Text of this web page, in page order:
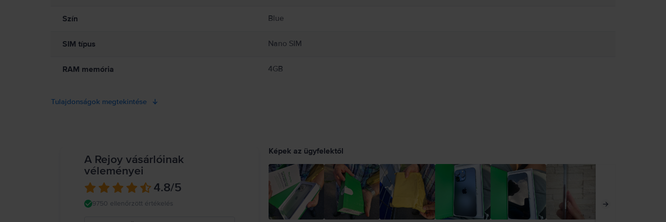
Szín Blue
SIM típus Nano SIM
RAM memória 4GB
Tulajdonságok megtekintése
A Rejoy vásárlóinak
véleményei
4.8/5
9750 ellenőrzött értékelés
Képek az ügyfelektől